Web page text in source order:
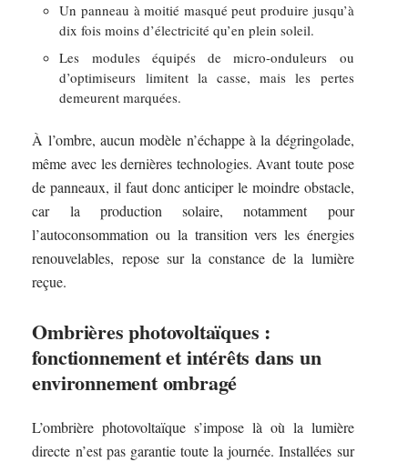
Un panneau à moitié masqué peut produire jusqu’à
dix fois moins d’électricité qu’en plein soleil.
Les modules équipés de micro-onduleurs ou
d’optimiseurs limitent la casse, mais les pertes
demeurent marquées.
À l’ombre, aucun modèle n’échappe à la dégringolade,
même avec les dernières technologies. Avant toute pose
de panneaux, il faut donc anticiper le moindre obstacle,
car la production solaire, notamment pour
l’autoconsommation ou la transition vers les énergies
renouvelables, repose sur la constance de la lumière
reçue.
Ombrières photovoltaïques :
fonctionnement et intérêts dans un
environnement ombragé
L’ombrière photovoltaïque s’impose là où la lumière
directe n’est pas garantie toute la journée. Installées sur